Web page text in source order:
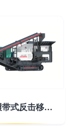
LDFJ履带式反击移动破碎站